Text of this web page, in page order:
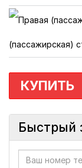
(пассажирская)
КУПИТЬ
Быстрый